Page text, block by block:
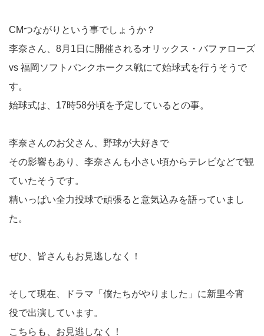
CMつながりという事でしょうか？
李奈さん、8月1日に開催されるオリックス・バファローズ
vs 福岡ソフトバンクホークス戦にて始球式を行うそうで
す。
始球式は、17時58分頃を予定しているとの事。
李奈さんのお父さん、野球が大好きで
その影響もあり、李奈さんも小さい頃からテレビなどで観
ていたそうです。
精いっぱい全力投球で頑張ると意気込みを語っていまし
た。
ぜひ、皆さんもお見逃しなく！
そして現在、ドラマ「僕たちがやりました」に新里今宵
役で出演しています。
こちらも、お見逃しなく！